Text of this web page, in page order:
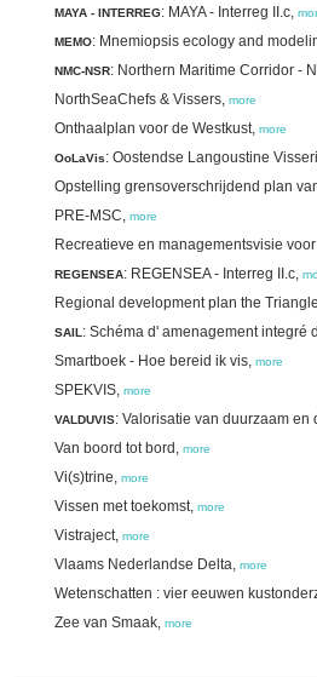
MAYA - INTERREG: MAYA - Interreg II.c,
MEMO: Mnemiopsis ecology and
NMC-NSR: Northern Maritime Corridor -
NorthSeaChefs & Vissers, more
Onthaalplan voor de Westkust, more
OoLaVis: Oostendse Langoustine
Opstelling grensoverschrijdend plan
PRE-MSC, more
Recreatieve en managementsvisie
REGENSEA: REGENSEA - Interreg II.c,
Regional development plan the
SAIL : Schéma d' amenagement integré
Smartboek - Hoe bereid ik vis, more
SPEKVIS, more
VALDUVIS: Valorisatie van duurzaam en
Van boord tot bord, more
Vi(s)trine, more
Vissen met toekomst, more
Vistraject, more
Vlaams Nederlandse Delta, more
Wetenschatten : vier eeuwen
Zee van Smaak, more